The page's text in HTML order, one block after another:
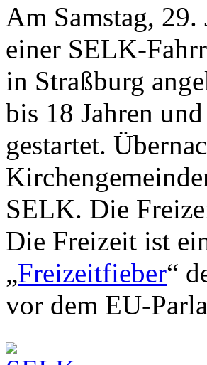
Am Samstag,
einer SELK-
in Straßburg
bis 18 Jahren
gestartet.
SELK. Die
Die Freizeit ist
„Freizeitfieber“
vor dem EU-